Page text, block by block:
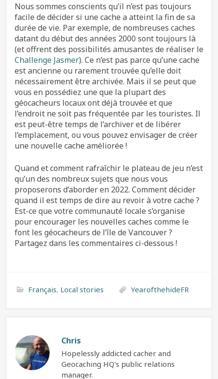
Nous sommes conscients qu’il n’est pas toujours
facile de décider si une cache a atteint la fin de sa
durée de vie. Par exemple, de nombreuses caches
datant du début des années 2000 sont toujours là
(et offrent des possibilités amusantes de réaliser le
Challenge Jasmer). Ce n’est pas parce qu’une cache
est ancienne ou rarement trouvée qu’elle doit
nécessairement être archivée. Mais il se peut que
vous en possédiez une que la plupart des
géocacheurs locaux ont déjà trouvée et que
l’endroit ne soit pas fréquentée par les touristes. Il
est peut-être temps de l’archiver et de libérer
l’emplacement, ou vous pouvez envisager de créer
une nouvelle cache améliorée !
Quand et comment rafraîchir le plateau de jeu n’est
qu’un des nombreux sujets que nous vous
proposerons d’aborder en 2022. Comment décider
quand il est temps de dire au revoir à votre cache ?
Est-ce que votre communauté locale s’organise
pour encourager les nouvelles caches comme le
font les géocacheurs de l’île de Vancouver ?
Partagez dans les commentaires ci-dessous !
Français, Local stories YearofthehideFR
Chris
Hopelessly addicted cacher and
Geocaching HQ's public relations
manager.